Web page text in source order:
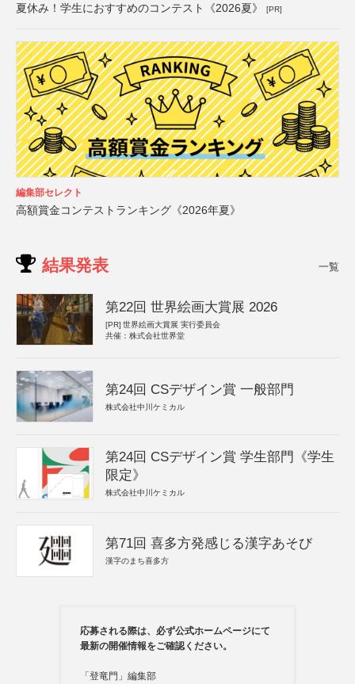
夏休み！学生におすすめのコンテスト《2026夏》 [PR]
編集部セレクト
高額賞金コンテストランキング《2026年夏》
結果発表 一覧
第22回 世界絵画大賞展 2026
[PR] 世界絵画大賞展 実行委員会
共催：株式会社世界堂
第24回 CSデザイン賞 一般部門
株式会社中川ケミカル
第24回 CSデザイン賞 学生部門《学生
限定》
株式会社中川ケミカル
第71回 喜多方発感じる漢字あそび
漢字のまち喜多方
応募される際は、必ず公式ホームページにて
最新の開催情報をご確認ください。
「登竜門」編集部